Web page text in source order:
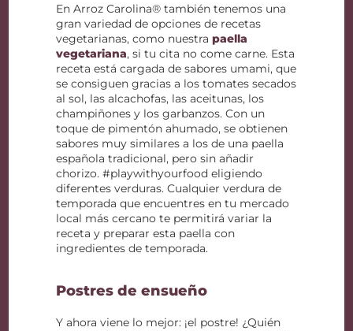
En Arroz Carolina® también tenemos una
gran variedad de opciones de recetas
vegetarianas, como nuestrapaella
vegetariana, si tu cita no come carne. Esta
receta está cargada de sabores umami, que
se consiguen gracias a los tomates secados
al sol, las alcachofas, las aceitunas, los
champiñones y los garbanzos. Con un
toque de pimentón ahumado, se obtienen
sabores muy similares a los de una paella
española tradicional, pero sin añadir
chorizo. #playwithyourfood eligiendo
diferentes verduras. Cualquier verdura de
temporada que encuentres en tu mercado
local más cercano te permitirá variar la
receta y preparar esta paella con
ingredientes de temporada.
Postres de ensueño
Y ahora viene lo mejor: ¡el postre! ¿Quién